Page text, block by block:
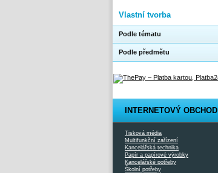
Vlastní tvorba
Podle tématu
Podle předmětu
INTERNETOVÝ OBCHOD
Tisková média
Multifunkční zařízení
Kancelářská technika
Papír a papírové výrobky
Kancelářské potřeby
Školní potřeby